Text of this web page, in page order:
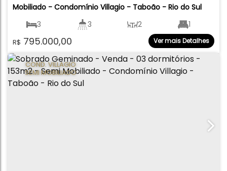
Mobiliado - Condomínio Villagio - Taboão - Rio do Sul
R$ 795.000,00
3 3 2 1
2 Ver mais Detalhes
COND. VILLAGIO
SEMI MOBILIADO